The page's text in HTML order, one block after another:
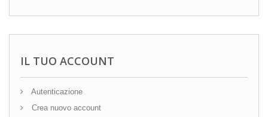
IL TUO ACCOUNT
Autenticazione
Crea nuovo account